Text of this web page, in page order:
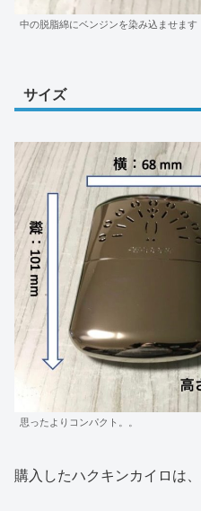
中の脱脂綿にベンジンを染み込ませます
サイズ
思ったよりコンパクト。。
購入したハクキンカイロは、